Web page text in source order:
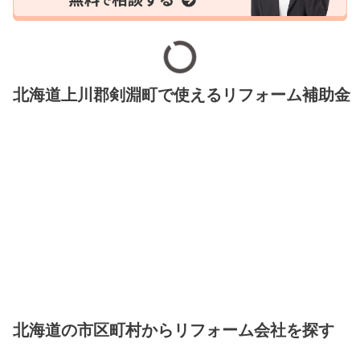
北海道上川郡剣淵町で使えるリフォーム補助金
北海道の市区町村からリフォーム会社を探す